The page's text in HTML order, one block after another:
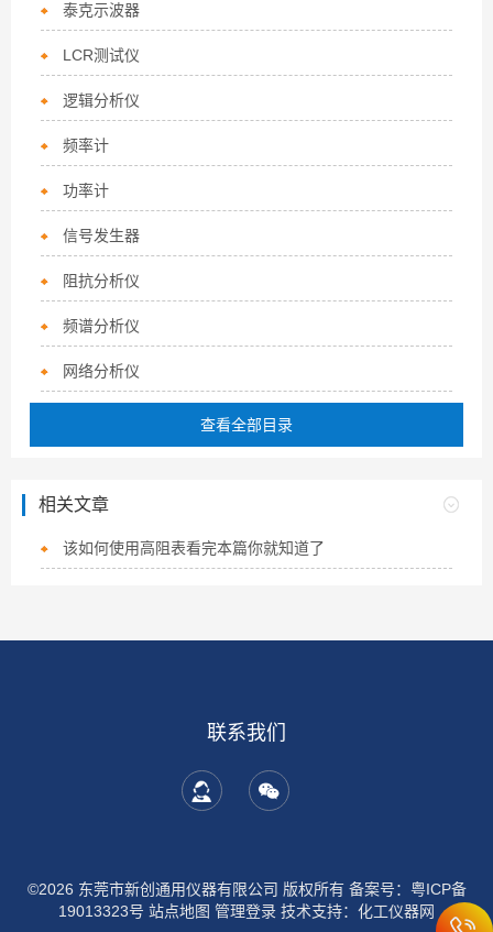
泰克示波器
LCR测试仪
逻辑分析仪
频率计
功率计
信号发生器
阻抗分析仪
频谱分析仪
网络分析仪
查看全部目录
相关文章
该如何使用高阻表看完本篇你就知道了
联系我们
©2026 东莞市新创通用仪器有限公司 版权所有 备案号：粤ICP备
19013323号 站点地图 管理登录 技术支持： 化工仪器网